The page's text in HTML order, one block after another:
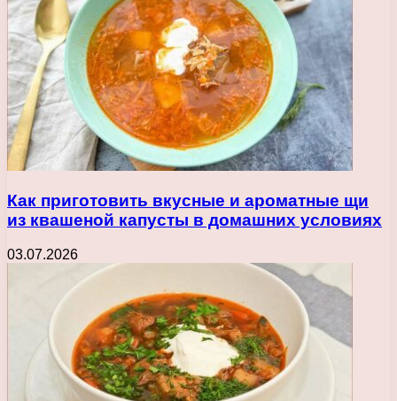
Как приготовить вкусные и ароматные щи
из квашеной капусты в домашних условиях
03.07.2026